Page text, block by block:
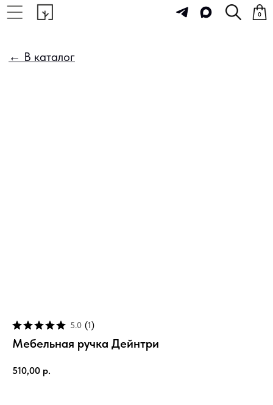
0
5.0 (1)
Мебельная ручка Дейнтри
510,00 р.